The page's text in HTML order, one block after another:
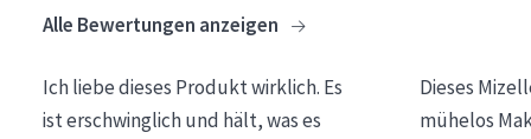
Essentials
Lift+
Expert
Alle Bewertungen anzeigen
Ich liebe dieses Produkt wirklich. Es
ist erschwinglich und hält, was es
Dieses
mühelos